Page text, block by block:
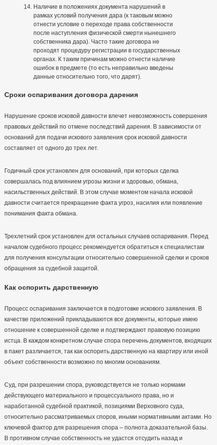
Наличие в положениях документа нарушений в
рамках условий получения дара (к таковым можно
отнести условие о переходе права собственности
после наступления физической смерти нынешнего
собственника дара). Часто такие договора не
проходят процедуру регистрации в государственных
органах. К таким причинам можно отнести наличие
ошибок в предмете (то есть неправильно введены
данные относительно того, что дарят).
Сроки оспаривания договора дарения
Нарушение сроков исковой давности влечет невозможность совершения
правовых действий по отмене последствий дарения. В зависимости от
оснований для подачи искового заявления срок исковой давности
составляет от одного до трех лет.
Годичный срок установлен для оснований, при которых сделка
совершалась под влиянием угрозы жизни и здоровью, обмана,
насильственных действий. В этом случае моментом начала исковой
давности считается прекращение факта угроз, насилия или появление
понимания факта обмана.
Трехлетний срок установлен для остальных случаев оспаривания. Перед
началом судебного процесс рекомендуется обратиться к специалистам
для получения консультации относительно совершенной сделки и сроков
обращения за судебной защитой.
Как оспорить дарственную
Процесс оспаривания заключается в подготовке искового заявления. В
качестве приложений прикладываются все документы, которые имею
отношение к совершенной сделке и подтверждают правовую позицию
истца. В каждом конкретном случае спора перечень документов, входящих
в пакет различается, так как оспорить дарственную на квартиру или иной
объект собственности возможно по многим основаниям.
Суд, при разрешении спора, руководствуется не только нормами
действующего материального и процессуального права, но и
наработанной судебной практикой, позициями Верховного суда,
относительно рассматриваемых споров, иными нормативными актами. Но
ключевой фактор для разрешения спора – полнота доказательной базы.
В противном случае собственность не удастся отсудить назад и